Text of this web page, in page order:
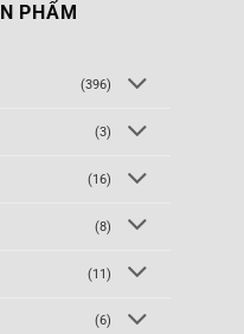
PHẨM
(396)
(3)
(16)
(8)
(11)
(6)